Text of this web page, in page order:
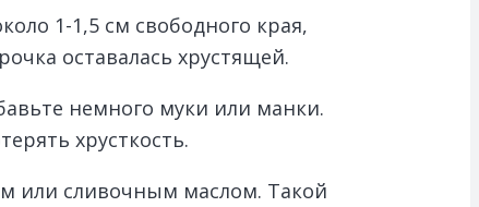
1-1,5 см свободного края,
оставалась хрустящей.
немного муки или манки.
хрусткость.
или сливочным маслом. Такой